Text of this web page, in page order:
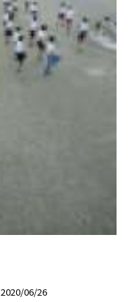
2020/06/26